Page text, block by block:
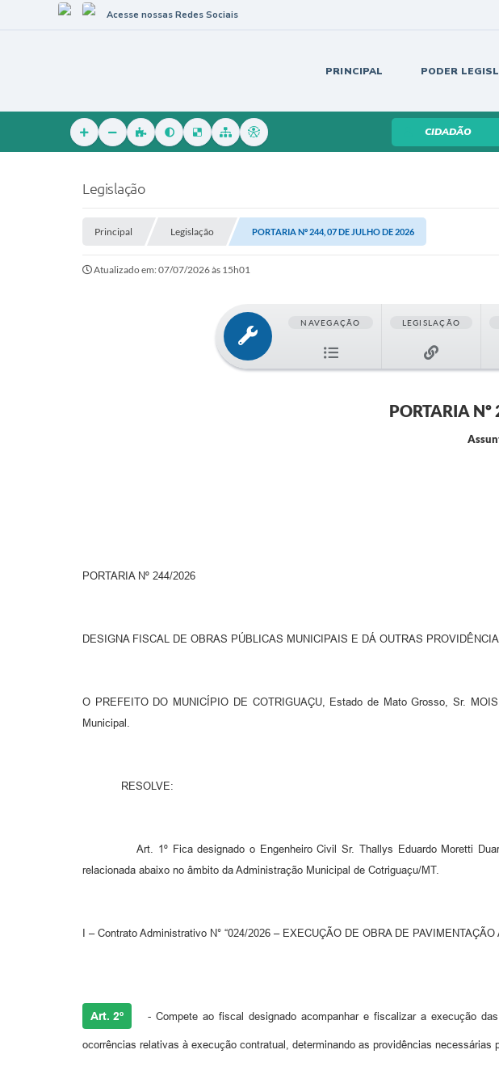
Acesse nossas Redes Sociais
PRINCIPAL PODER
CIDADÃO
Legislação
Principal Legislação PORTARIA Nº 244, 07 DE JULHO DE 2026
Atualizado em: 07/07/2026 às 15h01
NAVEGAÇÃO LEGISLAÇÃO
PORTARIA
PORTARIA Nº 244/2026
DESIGNA FISCAL DE OBRAS PÚBLICAS MUNICIPAIS E DÁ OUTRAS
O PREFEITO DO MUNICÍPIO DE COTRIGUAÇU, Estado de Mato Grosso, Sr.
Municipal.
RESOLVE:
Art. 1º Fica designado o Engenheiro Civil Sr. Thallys Eduardo Moretti Duarte,
relacionada abaixo no âmbito da Administração Municipal de Cotriguaçu/MT.
I – Contrato Administrativo N° “024/2026 – EXECUÇÃO DE OBRA DE
Art. 2º - Compete ao fiscal designado acompanhar e fiscalizar a execução
ocorrências relativas à execução contratual, determinando as providências